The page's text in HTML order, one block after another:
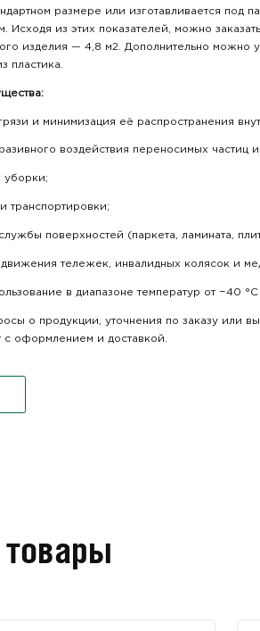
размере или изготавливается
Исходя из этих показателей, можно
изделия — 4,8 м2. Дополнительно можно
пластика.
и минимизация её распространения
воздействия переносимых частиц и
уборки;
транспортировки;
поверхностей (паркета, ламината,
тележек, инвалидных колясок и
в диапазоне температур от −40 °С
о продукции, уточнения по заказу или
с оформлением и доставкой.